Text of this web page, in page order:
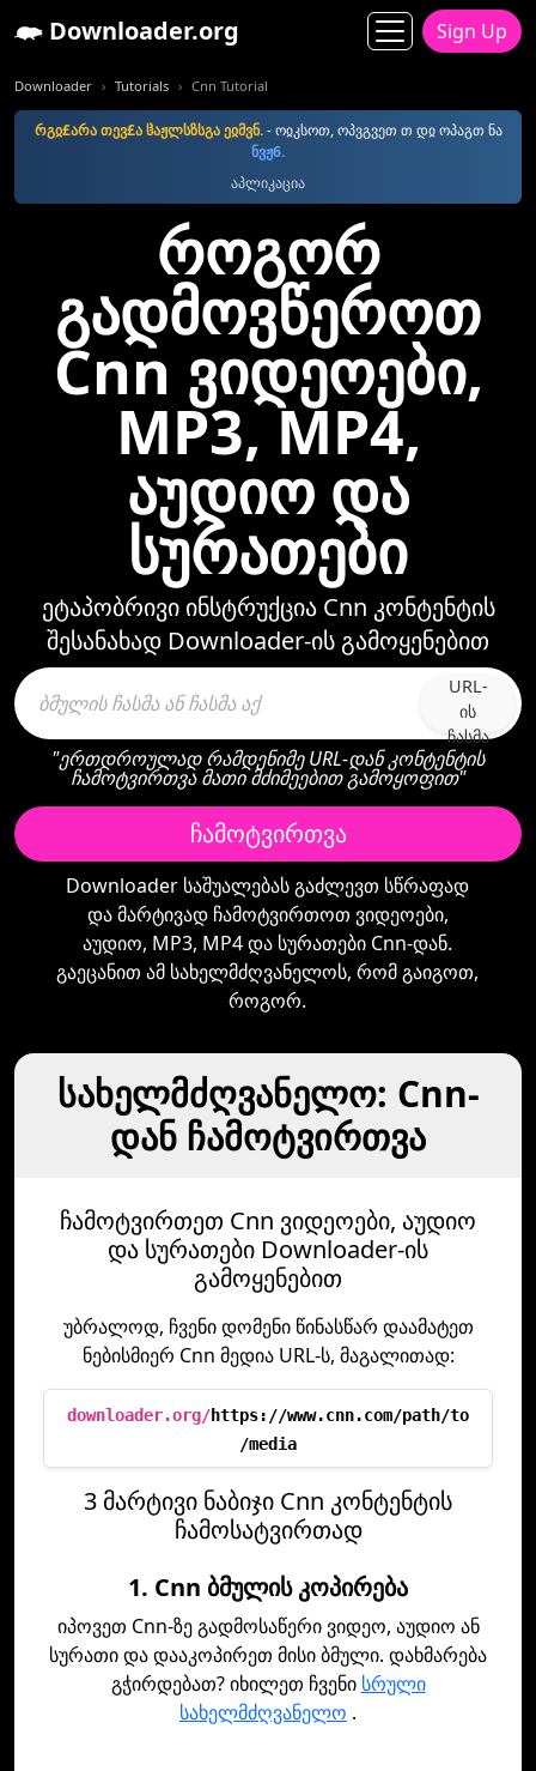
Downloader.org Sign Up
Downloader Tutorials Cnn Tutorial
რგჲ£არა თევ£ა ჱაჟლსზსგა ეჲმვნ.- ოჲკსოთ, ოპვგვეთ თ დჲ ოპაგთ ნა
ნვჟ6.
აპლიკაცია
როგორ
გადმოვწეროთ
Cnn ვიდეოები,
MP3, MP4,
აუდიო და
სურათები
ეტაპობრივი ინსტრუქცია Cnn კონტენტის
შესანახად Downloader-ის გამოყენებით
URL-
ის
ჩასმა
"ერთდროულად რამდენიმე URL-დან კონტენტის
ჩამოტვირთვა მათი მძიმეებით გამოყოფით"
ჩამოტვირთვა
Downloader საშუალებას გაძლევთ სწრაფად
და მარტივად ჩამოტვირთოთ ვიდეოები,
აუდიო, MP3, MP4 და სურათები Cnn-დან.
გაეცანით ამ სახელმძღვანელოს, რომ გაიგოთ,
როგორ.
სახელმძღვანელო: Cnn-
დან ჩამოტვირთვა
ჩამოტვირთეთ Cnn ვიდეოები, აუდიო
და სურათები Downloader-ის
გამოყენებით
უბრალოდ, ჩვენი დომენი წინასწარ დაამატეთ
ნებისმიერ Cnn მედია URL-ს, მაგალითად:
downloader.org/https://www.cnn.com/path/to
/media
3 მარტივი ნაბიჯი Cnn კონტენტის
ჩამოსატვირთად
1. Cnn ბმულის კოპირება
იპოვეთ Cnn-ზე გადმოსაწერი ვიდეო, აუდიო ან
სურათი და დააკოპირეთ მისი ბმული. დახმარება
გჭირდებათ? იხილეთ ჩვენი სრული
სახელმძღვანელო .